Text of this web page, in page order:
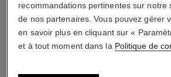
recommandations pertinentes sur notre
de nos partenaires. Vous pouvez gérer
en savoir plus en cliquant sur «
et à tout moment dans la Politique de